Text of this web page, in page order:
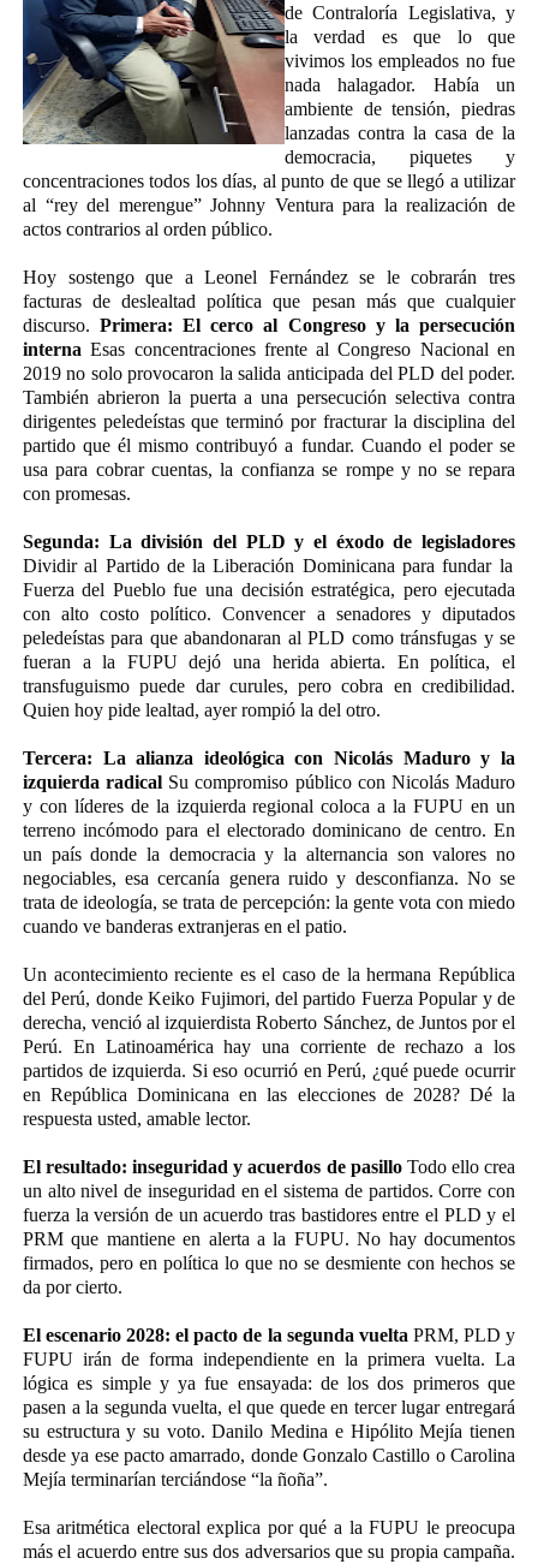
de Contraloría Legislativa, y
la verdad es que lo que
vivimos los empleados no fue
nada halagador. Había un
ambiente de tensión, piedras
lanzadas contra la casa de la
democracia, piquetes y
concentraciones todos los días, al punto de que se llegó a utilizar
al “rey del merengue” Johnny Ventura para la realización de
actos contrarios al orden público.
Hoy sostengo que a Leonel Fernández se le cobrarán tres
facturas de deslealtad política que pesan más que cualquier
discurso.Primera: El cerco al Congreso y la persecución
interna Esas concentraciones frente al Congreso Nacional en
2019 no solo provocaron la salida anticipada del PLD del poder.
También abrieron la puerta a una persecución selectiva contra
dirigentes peledeístas que terminó por fracturar la disciplina del
partido que él mismo contribuyó a fundar. Cuando el poder se
usa para cobrar cuentas, la confianza se rompe y no se repara
con promesas.
Segunda: La división del PLD y el éxodo de legisladores
Dividir al Partido de la Liberación Dominicana para fundar la
Fuerza del Pueblo fue una decisión estratégica, pero ejecutada
con alto costo político. Convencer a senadores y diputados
peledeístas para que abandonaran al PLD como tránsfugas y se
fueran a la FUPU dejó una herida abierta. En política, el
transfuguismo puede dar curules, pero cobra en credibilidad.
Quien hoy pide lealtad, ayer rompió la del otro.
Tercera: La alianza ideológica con Nicolás Maduro y la
izquierda radical Su compromiso público con Nicolás Maduro
y con líderes de la izquierda regional coloca a la FUPU en un
terreno incómodo para el electorado dominicano de centro. En
un país donde la democracia y la alternancia son valores no
negociables, esa cercanía genera ruido y desconfianza. No se
trata de ideología, se trata de percepción: la gente vota con miedo
cuando ve banderas extranjeras en el patio.
Un acontecimiento reciente es el caso de la hermana República
del Perú, donde Keiko Fujimori, del partido Fuerza Popular y de
derecha, venció al izquierdista Roberto Sánchez, de Juntos por el
Perú. En Latinoamérica hay una corriente de rechazo a los
partidos de izquierda. Si eso ocurrió en Perú, ¿qué puede ocurrir
en República Dominicana en las elecciones de 2028? Dé la
respuesta usted, amable lector.
El resultado: inseguridad y acuerdos de pasilloTodo ello crea
un alto nivel de inseguridad en el sistema de partidos. Corre con
fuerza la versión de un acuerdo tras bastidores entre el PLD y el
PRM que mantiene en alerta a la FUPU. No hay documentos
firmados, pero en política lo que no se desmiente con hechos se
da por cierto.
El escenario 2028: el pacto de la segunda vuelta PRM, PLD y
FUPU irán de forma independiente en la primera vuelta. La
lógica es simple y ya fue ensayada: de los dos primeros que
pasen a la segunda vuelta, el que quede en tercer lugar entregará
su estructura y su voto. Danilo Medina e Hipólito Mejía tienen
desde ya ese pacto amarrado, donde Gonzalo Castillo o Carolina
Mejía terminarían terciándose “la ñoña”.
Esa aritmética electoral explica por qué a la FUPU le preocupa
más el acuerdo entre sus dos adversarios que su propia campaña.